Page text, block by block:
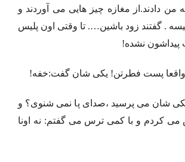
دادند.از مغازه چیز هایی می آوردند و
. گفتند زود باشین…. تا وقتی اون پلیس
نشده!
پست فطرتن! یکی شان گفت:خفه!
شان می پرسید ،صدای پا نمی شنوی؟ و
کردم و با کمی ترس می گفتم: نه اونا